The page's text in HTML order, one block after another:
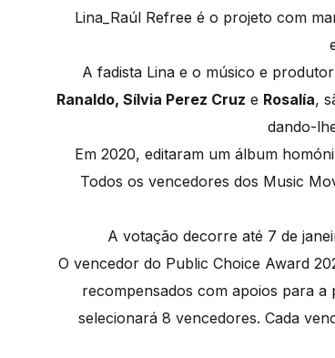
Lina_Raúl Refree é o projeto com
A fadista Lina e o músico e
Ranaldo, Sílvia Perez Cruz e Rosalía,
dando-
Em 2020, editaram um álbum
Todos os vencedores dos Music
A votação decorre até 7 de
O vencedor do Public Choice Award
recompensados com apoios para
selecionará 8 vencedores. Cada